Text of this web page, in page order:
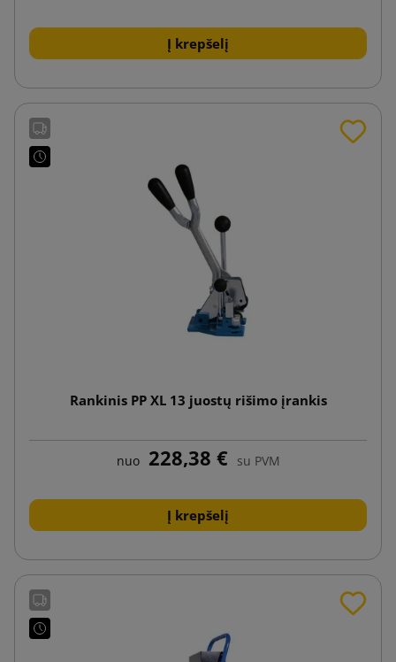
Į krepšelį
Rankinis PP XL 13 juostų rišimo įrankis
nuo 228,38 € su PVM
Į krepšelį